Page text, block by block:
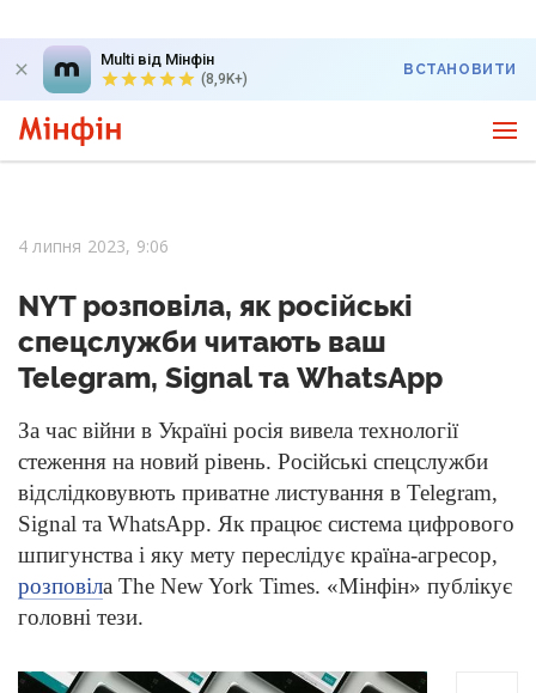
Multi від Мінфін
(8,9K+)
ВСТАНОВИТИ
4 липня 2023, 9:06
NYT розповіла, як російські
спецслужби читають ваш
Telegram, Signal та WhatsApp
За час війни в Україні росія вивела технології
стеження на новий рівень. Російські спецслужби
відслідковувють приватне листування в Telegram,
Signal та WhatsApp. Як працює система цифрового
шпигунства і яку мету переслідує країна-агресор,
розповіла The New York Times. «Мінфін» публікує
головні тези.